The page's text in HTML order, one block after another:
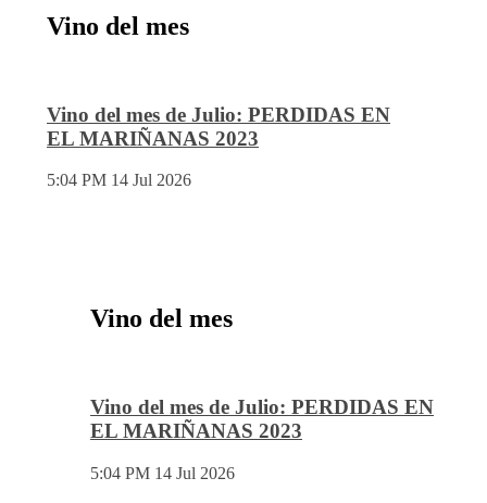
Vino del mes
Vino del mes de Julio: PERDIDAS EN
EL MARIÑANAS 2023
5:04 PM 14 Jul 2026
Vino del mes
Vino del mes de Julio: PERDIDAS EN
EL MARIÑANAS 2023
5:04 PM 14 Jul 2026